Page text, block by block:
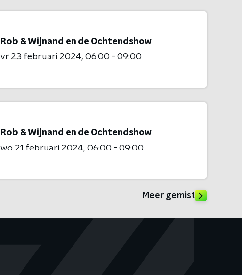
Rob & Wijnand en de Ochtendshow
vr 23 februari 2024 06:00 - 09:00
Rob & Wijnand en de Ochtendshow
wo 21 februari 2024 06:00 - 09:00
Meer gemist